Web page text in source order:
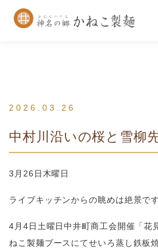
2026.03.26
中村川沿いの桜と雪柳
3月26日木曜日
ライブキッチンからの眺めは絶景で
4月4日土曜日中井町商工会開催「花
ねこ製麺ブースにてせいろ蒸し鉄板